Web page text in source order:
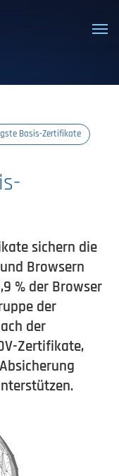
SSL/TLS-
Basis-Zertifikate
sichern die
Browsern
% der Browser
der
der
Zertifikate,